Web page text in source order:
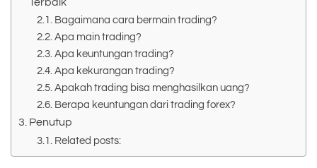
Bagaimana cara bermain trading?
Apa main trading?
Apa keuntungan trading?
Apa kekurangan trading?
Apakah trading bisa menghasilkan uang?
Berapa keuntungan dari trading forex?
Penutup
Related posts: